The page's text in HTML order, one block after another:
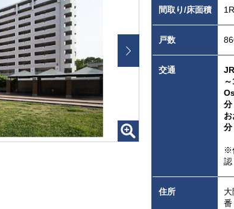
間取り/床面積
戸数
交通
分
分
※
認
住所
番